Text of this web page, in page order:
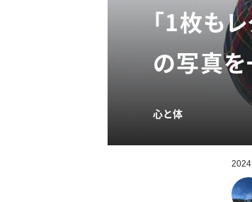
「1枚も
の写真
心と体